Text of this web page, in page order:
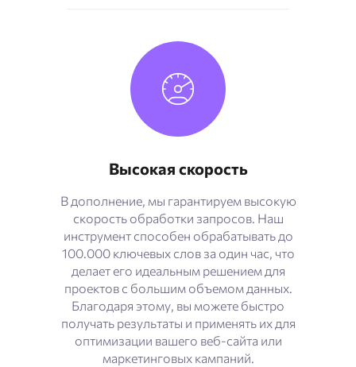
Высокая скорость
В дополнение, мы гарантируем высокую
скорость обработки запросов. Наш
инструмент способен обрабатывать до
100.000 ключевых слов за один час, что
делает его идеальным решением для
проектов с большим объемом данных.
Благодаря этому, вы можете быстро
получать результаты и применять их для
оптимизации вашего веб-сайта или
маркетинговых кампаний.